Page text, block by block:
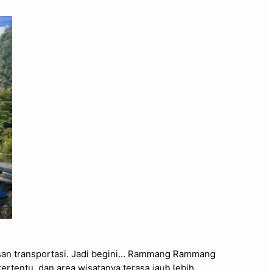
transportasi. Jadi begini… Rammang Rammang